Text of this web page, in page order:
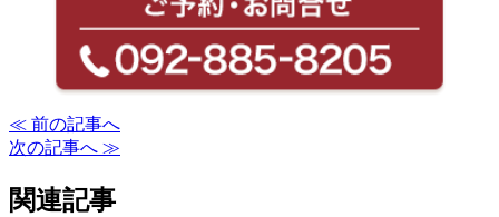
≪ 前の記事へ
次の記事へ ≫
関連記事